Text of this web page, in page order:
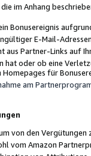
im Anhang
Bonusereignis
E-Mail-
aus Partner-Links auf
hat oder ob eine
für
am
von den
vom Amazon